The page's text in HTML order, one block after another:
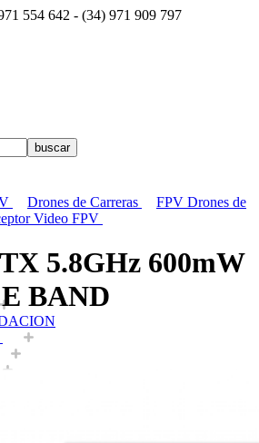
554 642 - (34) 971 909 797
Drones de Carreras
FPV Drones de
Video FPV
5.8GHz 600mW
BAND